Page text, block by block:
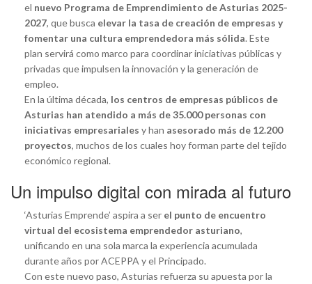
el nuevo Programa de Emprendimiento de Asturias 2025-
2027, que busca elevar la tasa de creación de empresas y
fomentar una cultura emprendedora más sólida. Este
plan servirá como marco para coordinar iniciativas públicas y
privadas que impulsen la innovación y la generación de
empleo.
En la última década, los centros de empresas públicos de
Asturias han atendido a más de 35.000 personas con
iniciativas empresariales y han asesorado más de 12.200
proyectos, muchos de los cuales hoy forman parte del tejido
económico regional.
Un impulso digital con mirada al futuro
‘Asturias Emprende’ aspira a ser el punto de encuentro
virtual del ecosistema emprendedor asturiano,
unificando en una sola marca la experiencia acumulada
durante años por ACEPPA y el Principado.
Con este nuevo paso, Asturias refuerza su apuesta por la